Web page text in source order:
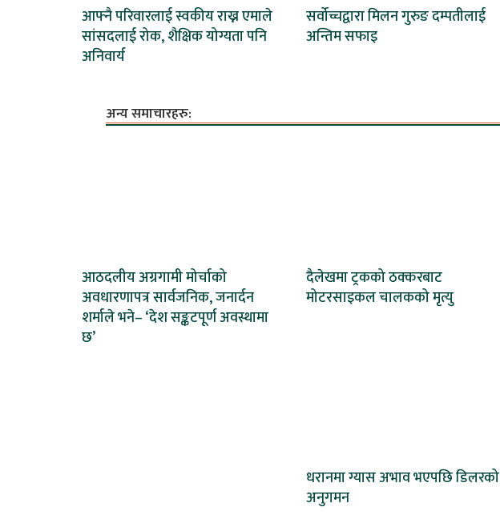
आफ्नै परिवारलाई स्वकीय राख्न एमाले
सांसदलाई रोक, शैक्षिक योग्यता पनि
अनिवार्य
सर्वोच्चद्वारा मिलन गुरुङ दम्पतीलाई
अन्तिम सफाइ
अन्य समाचारहरु:
आठदलीय अग्रगामी मोर्चाको
अवधारणापत्र सार्वजनिक, जनार्दन
शर्माले भने– ‘देश सङ्कटपूर्ण अवस्थामा
छ’
दैलेखमा ट्रकको ठक्करबाट
मोटरसाइकल चालकको मृत्यु
धरानमा ग्यास अभाव भएपछि डिलरको
अनुगमन